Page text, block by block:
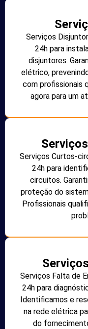
Serviços
24h para
disjuntores.
elétrico,
com profissionais
agora para um
Serviços Curtos-
24h para
circuitos.
proteção do
Profissionais
Serviços Falta de
24h para
Identificamos e
na rede elétrica
do